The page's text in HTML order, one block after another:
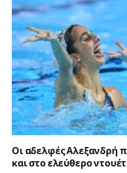
Οι αδελφές Αλεξανδρή
και στο ελεύθερο